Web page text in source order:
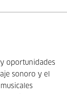
oportunidades
sonoro y el